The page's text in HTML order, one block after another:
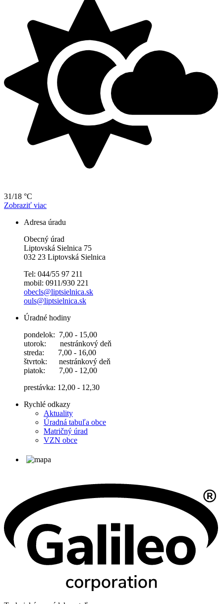
31/18 °C
Zobraziť viac
Adresa úradu
Obecný úrad
Liptovská Sielnica 75
032 23 Liptovská Sielnica
Tel: 044/55 97 211
mobil: 0911/930 221
obecls@liptsielnica.sk
ouls@liptsielnica.sk
Úradné hodiny
pondelok: 7,00 - 15,00
utorok: nestránkový deň
streda: 7,00 - 16,00
štvrtok: nestránkový deň
piatok: 7,00 - 12,00
prestávka: 12,00 - 12,30
Rychlé odkazy
Aktuality
Úradná tabuľa obce
Matričný úrad
VZN obce